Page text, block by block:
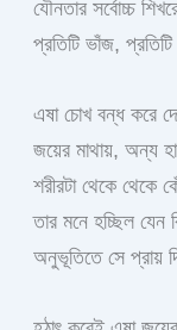
যৌনতার সর্বোচ্চ
প্রতিটি ভাঁজ,
এষা চোখ বন্ধ করে
জয়ের মাথায়, অন্য
শরীরটা থেকে থেকে
তার মনে হচ্ছিল
অনুভূতিতে সে প্রায়